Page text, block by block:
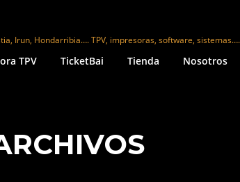
Irun, Hondarribia…. TPV, impresoras, software, sistemas….
TPV TicketBai Tienda Nosotros